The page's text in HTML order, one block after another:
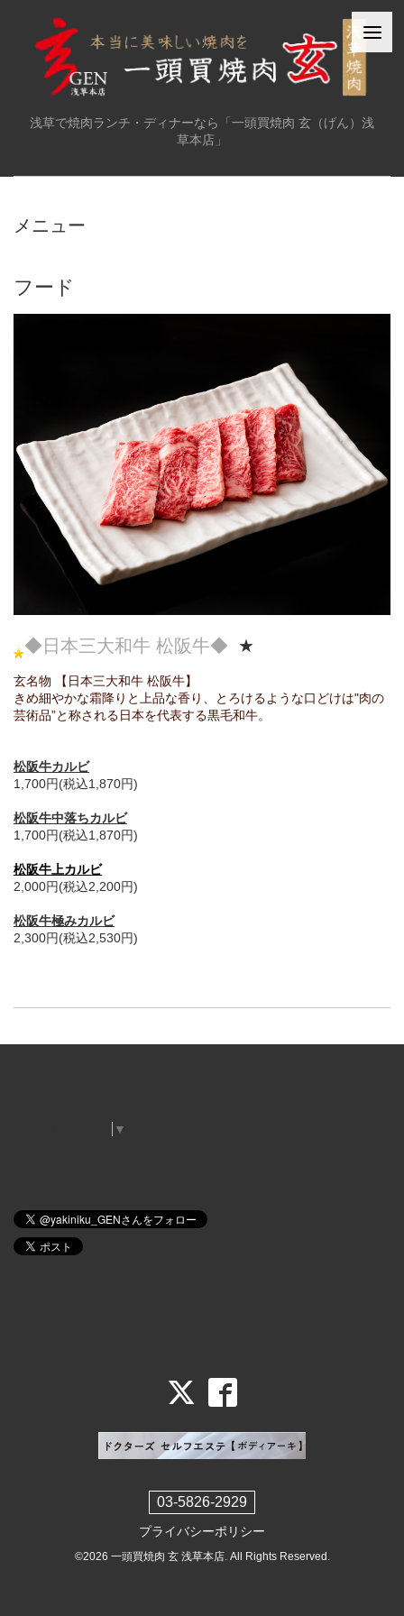
浅草で焼肉ランチ・ディナーなら「一頭買焼肉 玄（げん）浅
草本店」
メニュー
フード
◆日本三大和牛 松阪牛◆ ★
玄名物 【日本三大和牛 松阪牛】
きめ細やかな霜降りと上品な香り、とろけるような口どけは"肉の
芸術品”と称される日本を代表する黒毛和牛。
松阪牛カルビ
1,700円(税込1,870円)
松阪牛中落ちカルビ
1,700円(税込1,870円)
松阪牛上カルビ
2,000円(税込2,200円)
松阪牛極みカルビ
2,300円(税込2,530円)
▼
03-5826-2929
プライバシーポリシー
©2026 一頭買焼肉 玄 浅草本店. All Rights Reserved.